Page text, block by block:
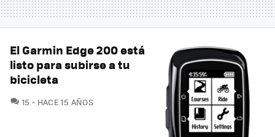
El Garmin Edge 200 está
listo para subirse a tu
bicicleta
15 COMENTARIOS
HACE 15 AÑOS